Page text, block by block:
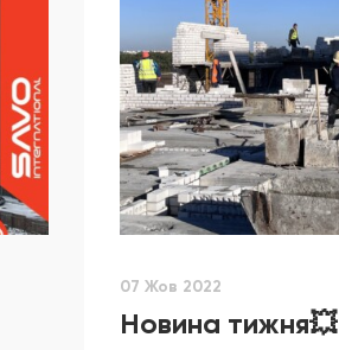
07 Жов 2022
Новина тижня💥